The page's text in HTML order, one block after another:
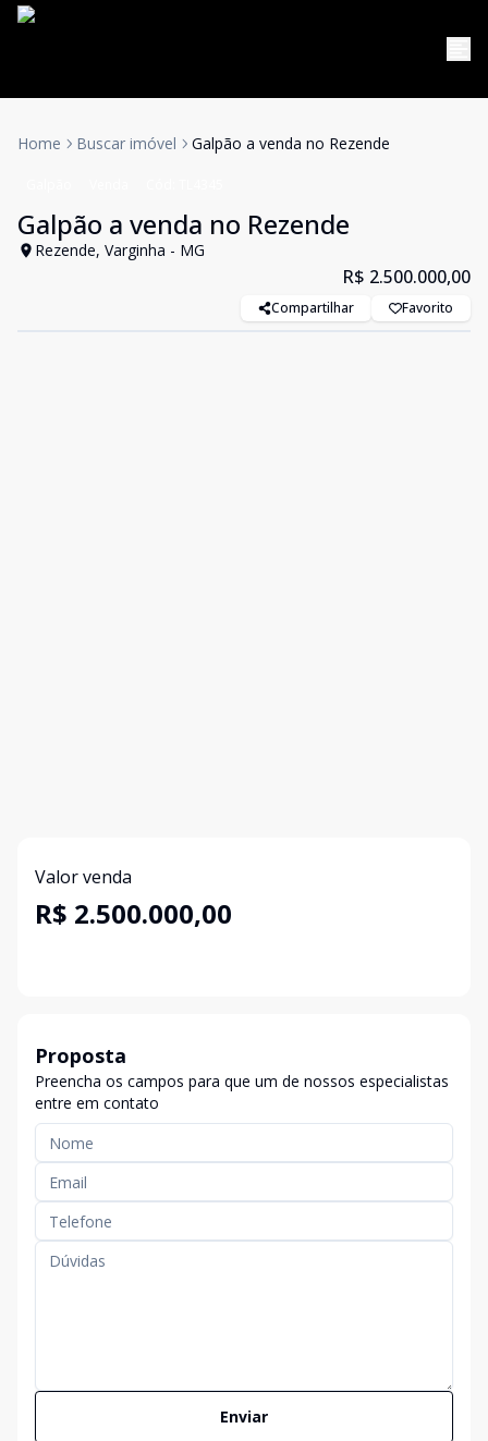
Home Buscar imóvel Galpão a venda no Rezende
Galpão a venda no Rezende
Rezende, Varginha - MG
R$ 2.500.000,00
Compartilhar Favorito
Valor venda
R$ 2.500.000,00
Proposta
Preencha os campos para que um de nossos especialistas
entre em contato
Enviar